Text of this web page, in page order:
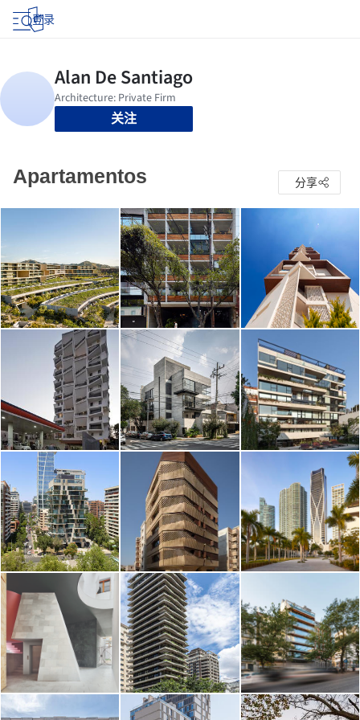
登录
关注
Apartamentos 分享